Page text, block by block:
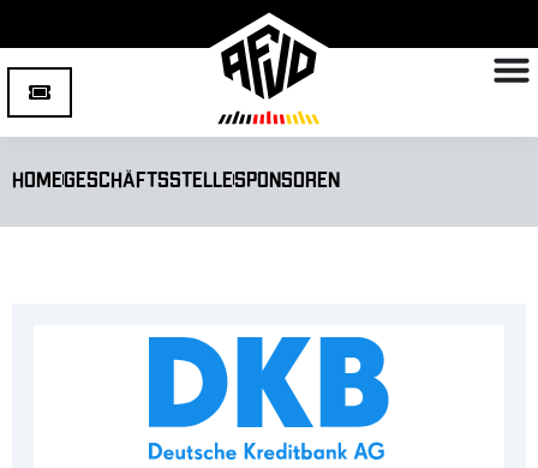
HomeGeschäftsstelleSponsoren